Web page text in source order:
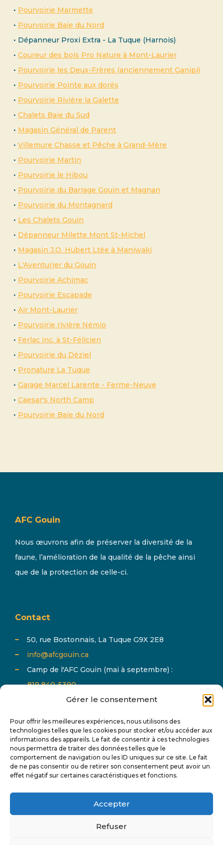
Gérer le consentement
Pour offrir les meilleures expériences, nous utilisons des
technologies telles que les cookies pour stocker et/ou accéder aux
informations des appareils. Le fait de consentir à ces technologies
nous permettra de traiter des données telles que le
comportement de navigation ou les ID uniques sur ce site. Le fait
de ne pas consentir ou de retirer son consentement peut avoir un
effet négatif sur certaines caractéristiques et fonctions.
Accepter
Refuser
• Pourvoirie Marmette
• Pourvoirie Baie du Nord
• Dépanneur Proxi Extra - La Tuque (Harnois)
• Coureur des bois Pro Nature à Mont-Laurier
• Pourvoirie les Deux-Frères (anciennement Ganipi)
• Pourvoirie Pointe aux dorés
• Pourvoirie Rivière la Galette
• Chalets Baie du Sud
• Magasin Général de Parent
• Villemure Chasse et Pêche à Grand-Mère
• Pourvoirie Martin
• Pourvoirie le Hibou
• Pourvoirie du Barrage Gouin et Magnan
• Pourvoirie du Montagnard
• Les Chalets Gouin
• Dépanneur Milette Mont St-Michel
• Magasin J.O. Hubert Ltée à Maniwaki
• L'Aventurier du Gouin
• Pourvoirie Achimac
• Pourvoirie Escapade
• Air Mont-Laurier
• Pourvoirie rivière Némio
• Ferlac inc. à St-Félicien
• Pourvoirie du Déziel
• Pronature La Tuque
• Garage Marcel Larente - Ferme-Neuve
• Caesar's North Camp
• Pourvoirie Baie du Nord
AFC Gouin
Nous œuvrons afin de préserver la diversité de la
faune, l’amélioration de la qualité de la pêche ainsi
que de la protection de celle-ci.
Contact
50, rue Bostonnais, La Tuque G9X 2E8
info@afcgouin.ca
Camp de l'AFC Gouin (mai à septembre) :
819 840-5390
Abonnez-vous à notre infolettre et suivez-nous sur
les réseaux sociaux pour tout connaître de l'actualité
de AFC Gouin.